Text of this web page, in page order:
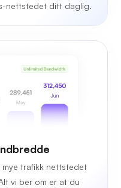
nettstedet ditt daglig.
trafikk nettstedet
vi ber om er at du